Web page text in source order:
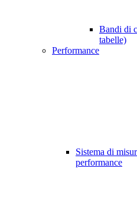
Bandi di
tabelle)
Performance
Sistema di
performance